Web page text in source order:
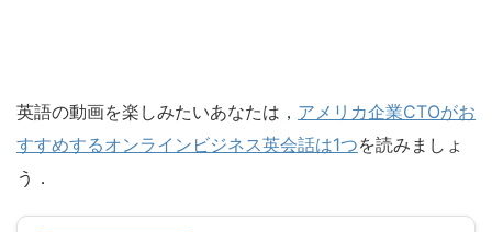
英語の動画を楽しみたいあなたは， アメリカ企業CTOがお
すすめするオンラインビジネス英会話は1つを読みましょ
う．